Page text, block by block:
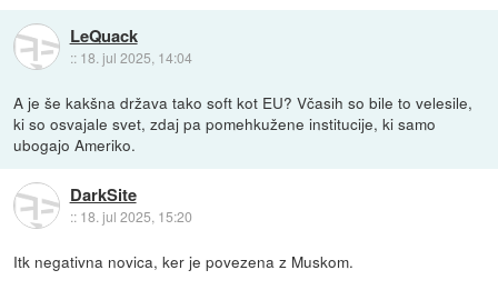
LeQuack
:: 18. jul 2025, 14:04
A je še kakšna država tako soft kot EU? Včasih so bile to velesile,
ki so osvajale svet, zdaj pa pomehkužene institucije, ki samo
ubogajo Ameriko.
DarkSite
:: 18. jul 2025, 15:20
Itk negativna novica, ker je povezena z Muskom.